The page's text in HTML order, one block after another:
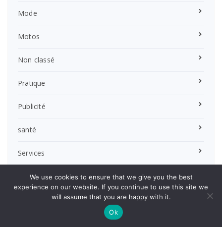
Mode
Motos
Non classé
Pratique
Publicité
santé
Services
Technologie
We use cookies to ensure that we give you the best
experience on our website. If you continue to use this site we
will assume that you are happy with it.
Ok